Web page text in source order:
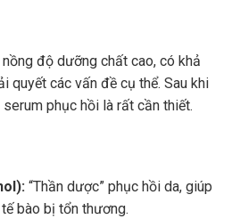
độ dưỡng chất cao, có khả
quyết các vấn đề cụ thể. Sau khi
phục hồi là rất cần thiết.
“Thần dược” phục hồi da, giúp
bào bị tổn thương.